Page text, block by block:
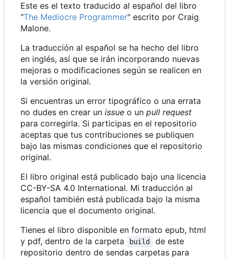
Este es el texto traducido al español del libro
"The Mediocre Programmer" escrito por Craig
Malone.
La traducción al español se ha hecho del libro
en inglés, así que se irán incorporando nuevas
mejoras o modificaciones según se realicen en
la versión original.
Si encuentras un error tipográfico o una errata
no dudes en crear un issue o un pull request
para corregirla. Si participas en el repositorio
aceptas que tus contribuciones se publiquen
bajo las mismas condiciones que el repositorio
original.
El libro original está publicado bajo una licencia
CC-BY-SA 4.0 International. Mi traducción al
español también está publicada bajo la misma
licencia que el documento original.
Tienes el libro disponible en formato epub, html
y pdf, dentro de la carpeta
build
de este
repositorio dentro de sendas carpetas para